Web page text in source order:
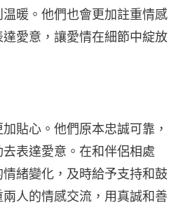
暖。他們也會更加註重情感
愛意，讓愛情在細節中綻放
貼心。他們原本忠誠可靠，
表達愛意。在和伴侶相處
緒變化，及時給予支持和鼓
人的情感交流，用真誠和善